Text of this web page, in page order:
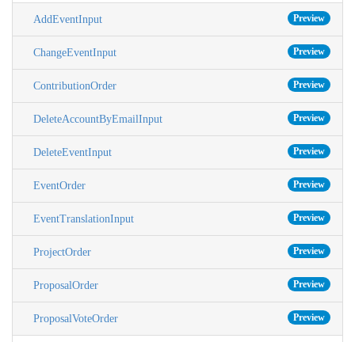
Preview
AddEventInput
Preview
ChangeEventInput
Preview
ContributionOrder
Preview
DeleteAccountByEmailInput
Preview
DeleteEventInput
Preview
EventOrder
Preview
EventTranslationInput
Preview
ProjectOrder
Preview
ProposalOrder
Preview
ProposalVoteOrder